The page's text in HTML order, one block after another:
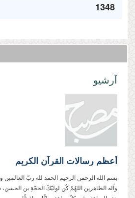
1348
آرشیو
أعظم رسالات القرآن الكريم
بسم الله الرحمن الرحيم الحمد لله ربّ
وآله الطاهرين اللهُمّ كُن لوليّكَ الحجّةِ بن الحسن،